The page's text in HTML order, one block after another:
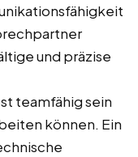
und präzise
teamfähig sein
können. Ein